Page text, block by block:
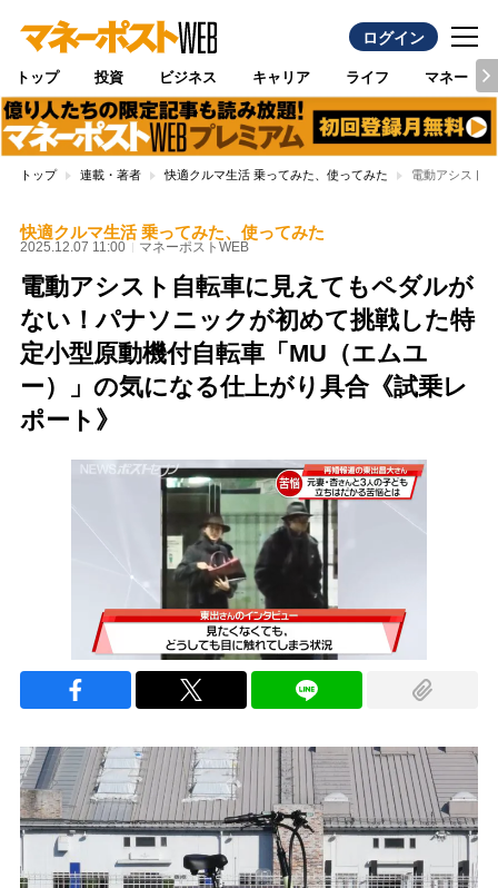
ログイン
トップ 投資 ビジネス キャリア ライフ マネー
トップ 連載・著者 快適クルマ生活 乗ってみた、使ってみた 電動アシスト
快適クルマ生活 乗ってみた、使ってみた
2025.12.07 11:00 マネーポストWEB
電動アシスト自転車に見えてもペダルが
ない！パナソニックが初めて挑戦した特
定小型原動機付自転車「MU（エムユ
ー）」の気になる仕上がり具合《試乗レ
ポート》